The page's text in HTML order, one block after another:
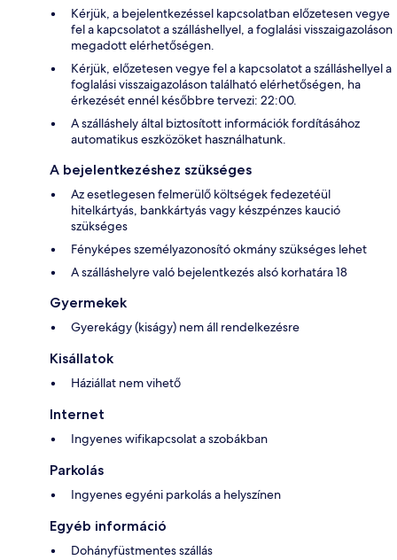
Kérjük, a bejelentkezéssel kapcsolatban előzetesen vegye
fel a kapcsolatot a szálláshellyel, a foglalási visszaigazoláson
megadott elérhetőségen.
Kérjük, előzetesen vegye fel a kapcsolatot a szálláshellyel a
foglalási visszaigazoláson található elérhetőségen, ha
érkezését ennél későbbre tervezi: 22:00.
A szálláshely által biztosított információk fordításához
automatikus eszközöket használhatunk.
A bejelentkezéshez szükséges
Az esetlegesen felmerülő költségek fedezetéül
hitelkártyás, bankkártyás vagy készpénzes kaució
szükséges
Fényképes személyazonosító okmány szükséges lehet
A szálláshelyre való bejelentkezés alsó korhatára 18
Gyermekek
Gyerekágy (kiságy) nem áll rendelkezésre
Kisállatok
Háziállat nem vihető
Internet
Ingyenes wifikapcsolat a szobákban
Parkolás
Ingyenes egyéni parkolás a helyszínen
Egyéb információ
Dohányfüstmentes szállás